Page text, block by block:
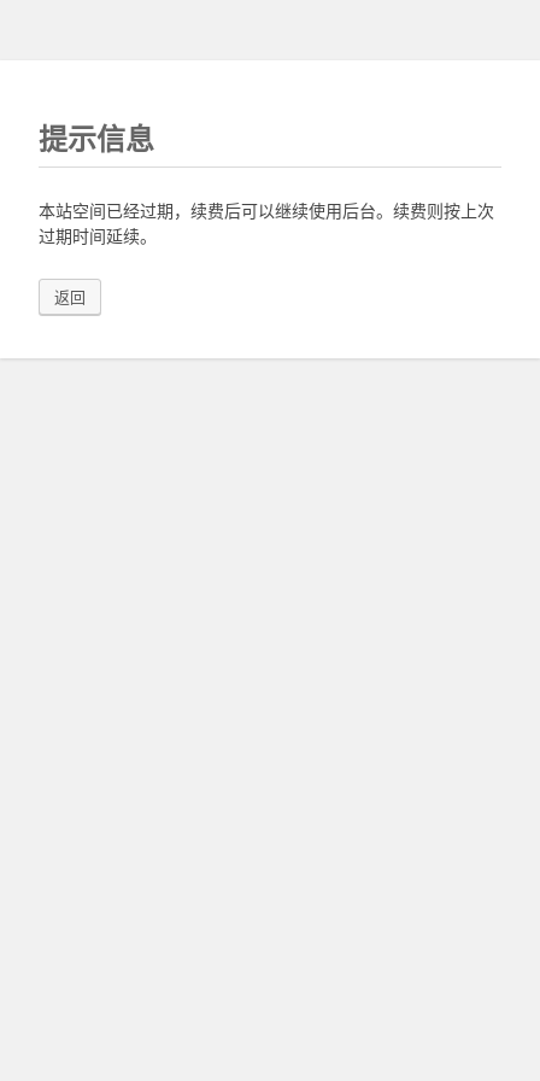
提示信息
本站空间已经过期，续费后可以继续使用后台。续费则按上次
过期时间延续。
返回